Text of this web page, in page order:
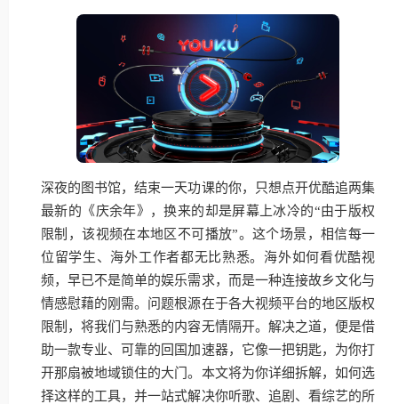
深夜的图书馆，结束一天功课的你，只想点开优酷追两集
最新的《庆余年》，换来的却是屏幕上冰冷的“由于版权
限制，该视频在本地区不可播放”。这个场景，相信每一
位留学生、海外工作者都无比熟悉。海外如何看优酷视
频，早已不是简单的娱乐需求，而是一种连接故乡文化与
情感慰藉的刚需。问题根源在于各大视频平台的地区版权
限制，将我们与熟悉的内容无情隔开。解决之道，便是借
助一款专业、可靠的回国加速器，它像一把钥匙，为你打
开那扇被地域锁住的大门。本文将为你详细拆解，如何选
择这样的工具，并一站式解决你听歌、追剧、看综艺的所